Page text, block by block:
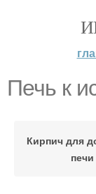
Печь к
Кирпич для
печи